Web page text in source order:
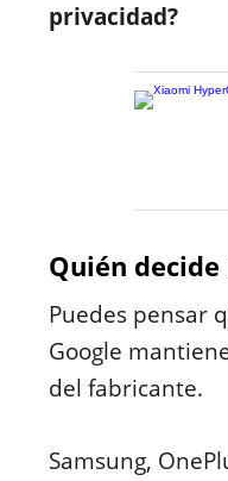
privacidad?
Quién
Puedes pensar
Google
del fabricante.
Samsung,